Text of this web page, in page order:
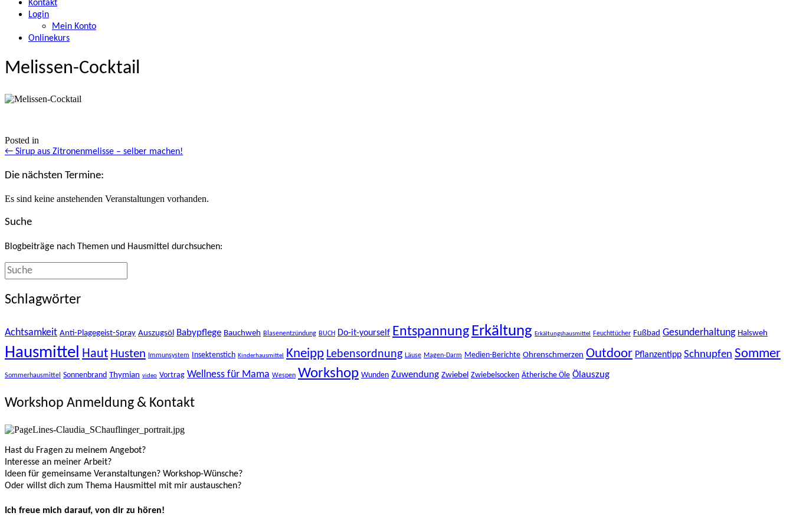
Kontakt
Login
Mein Konto
Onlinekurs
Melissen-Cocktail
Posted in
Posts
navigation
← Sirup aus Zitronenmelisse – selber machen!
Die nächsten Termine:
Es sind keine anstehenden Veranstaltungen vorhanden.
Suche
Blogbeiträge nach Themen und Hausmittel durchsuchen:
Schlagwörter
Achtsamkeit Anti-Plagegeist-Spray Auszugsöl Babypflege Bauchweh Blasenentzündung BUCH Do-it-yourself Entspannung Erkältung Erkältungshausmittel Feuchttücher Fußbad Gesunderhaltung Halsweh
Hausmittel Haut Husten Immunsystem Insektenstich Kinderhausmittel Kneipp Lebensordnung Läuse Magen-Darm Medien-Berichte Ohrenschmerzen Outdoor Pflanzentipp Schnupfen Sommer
Sommerhausmittel Sonnenbrand Thymian video Vortrag Wellness für Mama Wespen Workshop Wunden Zuwendung Zwiebel Zwiebelsocken Ätherische Öle Ölauszug
Workshop Anmeldung & Kontakt
Hast du Fragen zu meinem Angebot?
Interesse an meiner Arbeit?
Ideen für gemeinsame Veranstaltungen? Workshop-Wünsche?
Oder willst dich zum Thema Hausmittel mit mir austauschen?
Ich freue mich darauf, von dir zu hören!